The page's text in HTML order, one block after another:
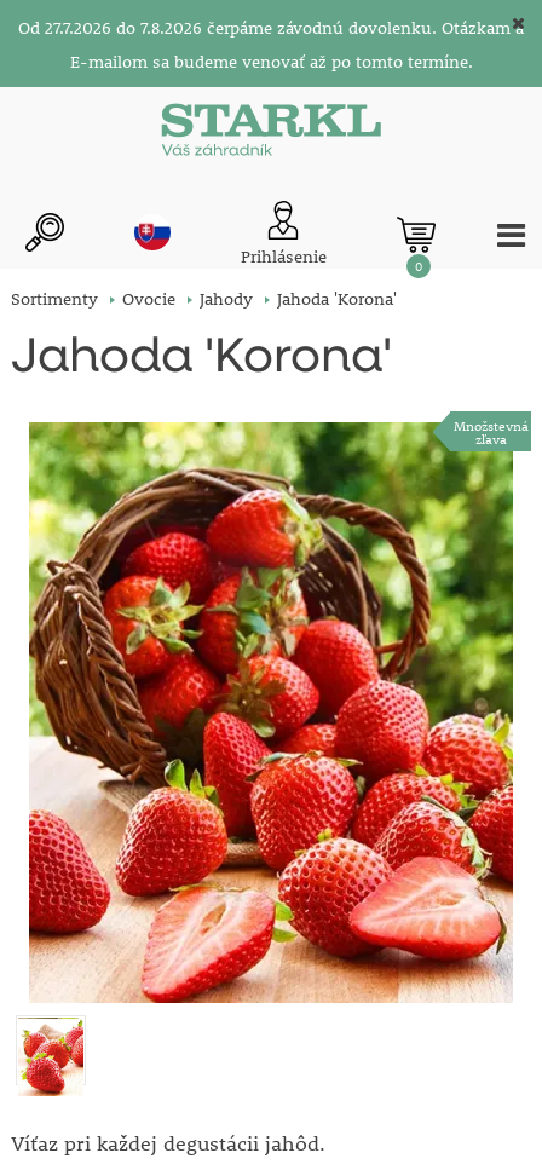
Od 27.7.2026 do 7.8.2026 čerpáme závodnú dovolenku. Otázkam a
E-mailom sa budeme venovať až po tomto termíne.
Prihlásenie 0
Sortimenty Ovocie Jahody Jahoda 'Korona'
Jahoda 'Korona'
Množstevná
zľava
Víťaz pri každej degustácii jahôd.